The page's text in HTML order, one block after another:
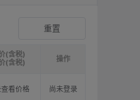
登录查看价格
重置
选择 ØB2(轴孔径2)mm:
(含税)
(含税)
操作
看价格 尚未登录